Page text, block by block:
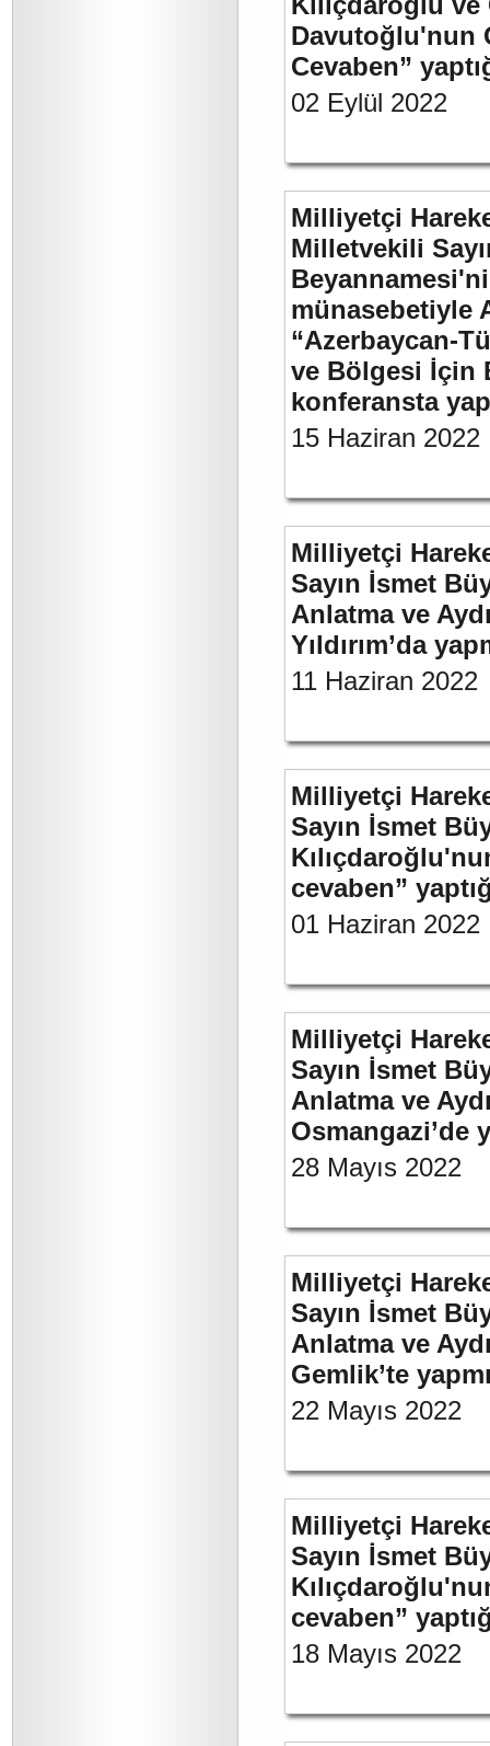
Davutoğlu'nun
Cevaben”
02 Eylül 2022
Milliyetçi
Milletvekili
münasebetiyle
“Azerbaycan-
ve Bölgesi İçin
konferansta
15 Haziran 2022
Milliyetçi
Sayın İsmet
Anlatma ve
Yıldırım’da
11 Haziran 2022
Milliyetçi
Sayın İsmet
cevaben”
01 Haziran 2022
Milliyetçi
Sayın İsmet
Anlatma ve
Osmangazi’de
28 Mayıs 2022
Milliyetçi
Sayın İsmet
Anlatma ve
Gemlik’te
22 Mayıs 2022
Milliyetçi
Sayın İsmet
cevaben”
18 Mayıs 2022